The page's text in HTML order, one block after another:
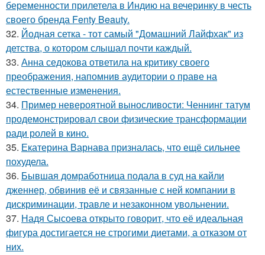
беременности прилетела в Индию на вечеринку в честь
своего бренда Fenty Beauty.
32. Йодная сетка - тот самый "Домашний Лайфхак" из
детства, о котором слышал почти каждый.
33. Анна седокова ответила на критику своего
преображения, напомнив аудитории о праве на
естественные изменения.
34. Пример невероятной выносливости: Ченнинг татум
продемонстрировал свои физические трансформации
ради ролей в кино.
35. Екатерина Варнава призналась, что ещё сильнее
похудела.
36. Бывшая домработница подала в суд на кайли
дженнер, обвинив её и связанные с ней компании в
дискриминации, травле и незаконном увольнении.
37. Надя Сысоева открыто говорит, что её идеальная
фигура достигается не строгими диетами, а отказом от
них.